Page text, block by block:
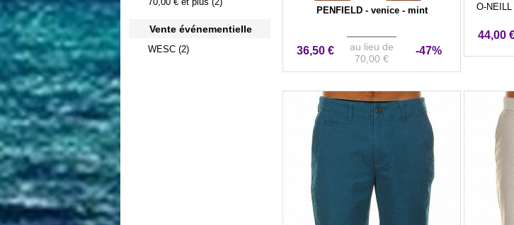
Vente événementielle
WESC (2)
PENFIELD - venice - mint
36,50 €
au lieu de
70,00 €
-47%
O-
44,00